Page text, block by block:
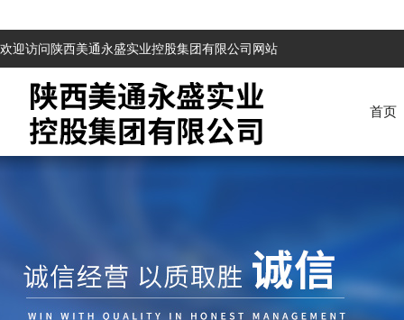
欢迎访问陕西美通永盛实业控股集团有限公司网站
首页